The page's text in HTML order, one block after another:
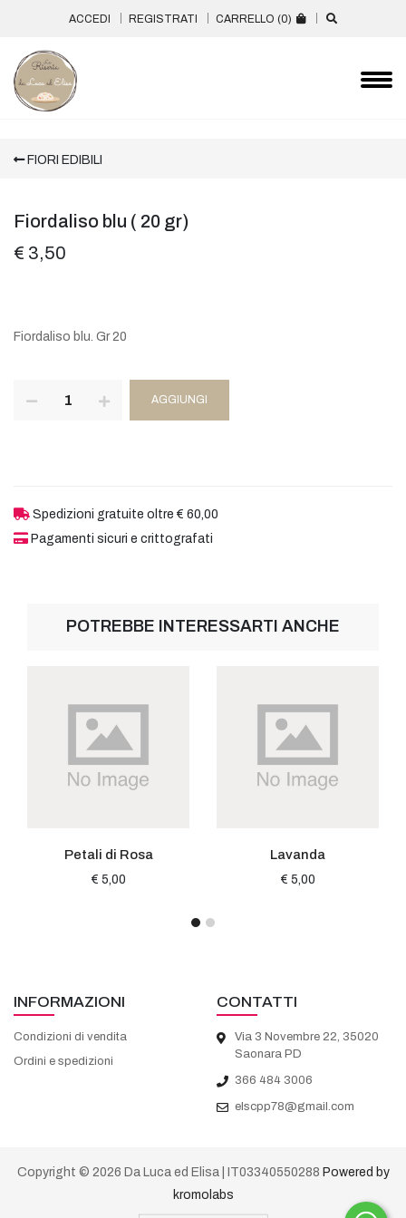
ACCEDI REGISTRATI CARRELLO (0)
FIORI EDIBILI
Fiordaliso blu ( 20 gr)
€ 3,50
Fiordaliso blu. Gr 20
AGGIUNGI
Spedizioni gratuite oltre € 60,00
Pagamenti sicuri e crittografati
POTREBBE INTERESSARTI ANCHE
Petali di Rosa
€ 5,00
Lavanda
€ 5,00
INFORMAZIONI
Condizioni di vendita
Ordini e spedizioni
CONTATTI
Via 3 Novembre 22, 35020
Saonara PD
366 484 3006
elscpp78@gmail.com
Copyright © 2026 Da Luca ed Elisa | IT03340550288 Powered by
kromolabs